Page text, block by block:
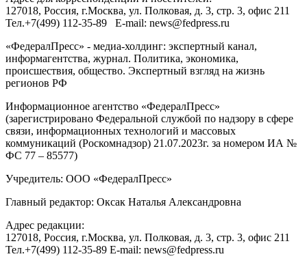
127018, Россия, г.Москва, ул. Полковая, д. 3, стр. 3, офис 211
Тел.+7(499) 112-35-89 E-mail: news@fedpress.ru
«ФедералПресс» - медиа-холдинг: экспертный канал,
информагентства, журнал. Политика, экономика,
происшествия, общество. Экспертный взгляд на жизнь
регионов РФ
Информационное агентство «ФедералПресс»
(зарегистрировано Федеральной службой по надзору в сфере
связи, информационных технологий и массовых
коммуникаций (Роскомнадзор) 21.07.2023г. за номером ИА №
ФС 77 – 85577)
Учредитель: ООО «ФедералПресс»
Главный редактор: Оксак Наталья Александровна
Адрес редакции:
127018, Россия, г.Москва, ул. Полковая, д. 3, стр. 3, офис 211
Тел.+7(499) 112-35-89 E-mail: news@fedpress.ru